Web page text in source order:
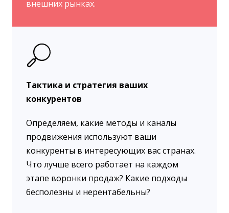
внешних рынках.
Тактика и стратегия ваших
конкурентов
Определяем, какие методы и каналы
продвижения используют ваши
конкуренты в интересующих вас странах.
Что лучше всего работает на каждом
этапе воронки продаж? Какие подходы
бесполезны и нерентабельны?